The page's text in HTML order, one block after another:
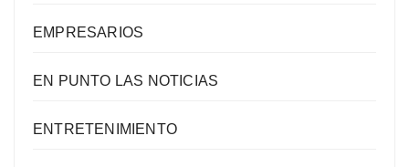
EMPRESARIOS
EN PUNTO LAS NOTICIAS
ENTRETENIMIENTO